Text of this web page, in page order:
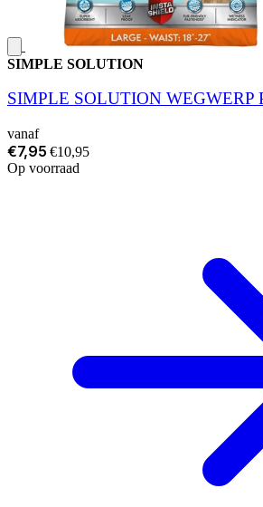
SIMPLE SOLUTION
SIMPLE SOLUTION WEGWERP
vanaf
€7,95 €10,95
Op voorraad